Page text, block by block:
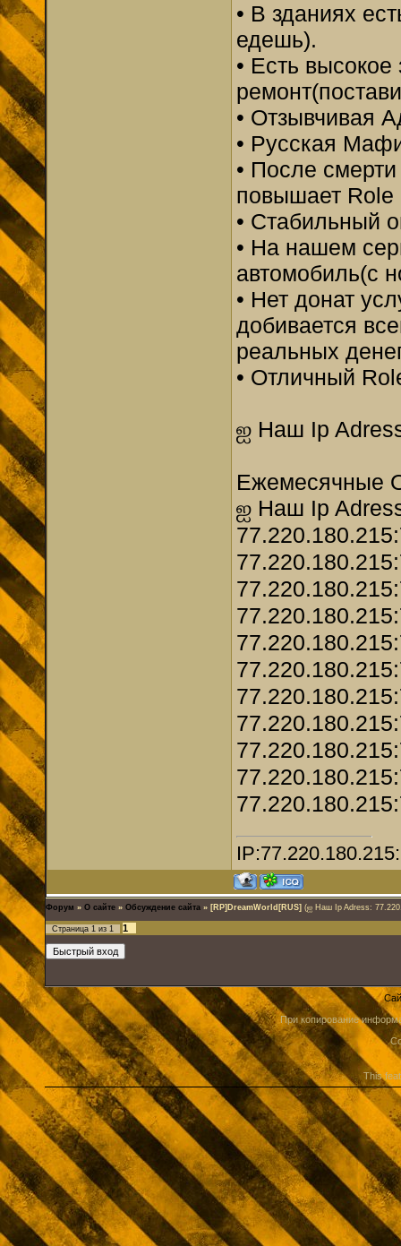
• В зданиях
едешь).
• Есть
• Отзывчивая
• Русская
• После
повышает
• Стабильный
• На нашем
автомобиль(с
• Нет донат
добивается
реальных
• Отличный
ஐ Наш Ip
Ежемесячные
ஐ Наш Ip
Форум » О сайте » Обсуждение сайта » [RP]DreamWorld[RUS] (ஐ Наш Ip Adress:
Страница 1 из 1 1
При копирование
This